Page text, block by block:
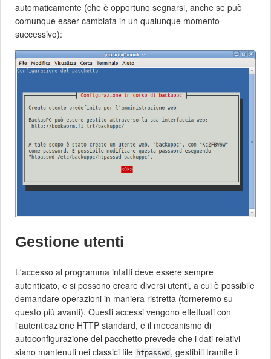
automaticamente (che è opportuno segnarsi, anche se può
comunque esser cambiata in un qualunque momento
successivo):
Gestione utenti
L'accesso al programma infatti deve essere sempre
autenticato, e si possono creare diversi utenti, a cui è possibile
demandare operazioni in maniera ristretta (torneremo su
questo più avanti). Questi accessi vengono effettuati con
l'autenticazione HTTP standard, e il meccanismo di
autoconfigurazione del pacchetto prevede che i dati relativi
siano mantenuti nei classici file htpasswd , gestibili tramite il